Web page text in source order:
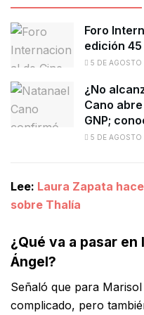
Foro
edición 45
5 DE AGOSTO
¿No
Cano
GNP;
5 DE AGOSTO
Lee: Laura Zapata
sobre Thalía
¿Qué va a pasar
Ángel?
Señaló que para
complicado, pero